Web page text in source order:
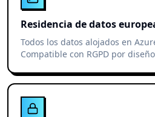
Residencia de datos
Todos los datos alojados en
Compatible con RGPD por